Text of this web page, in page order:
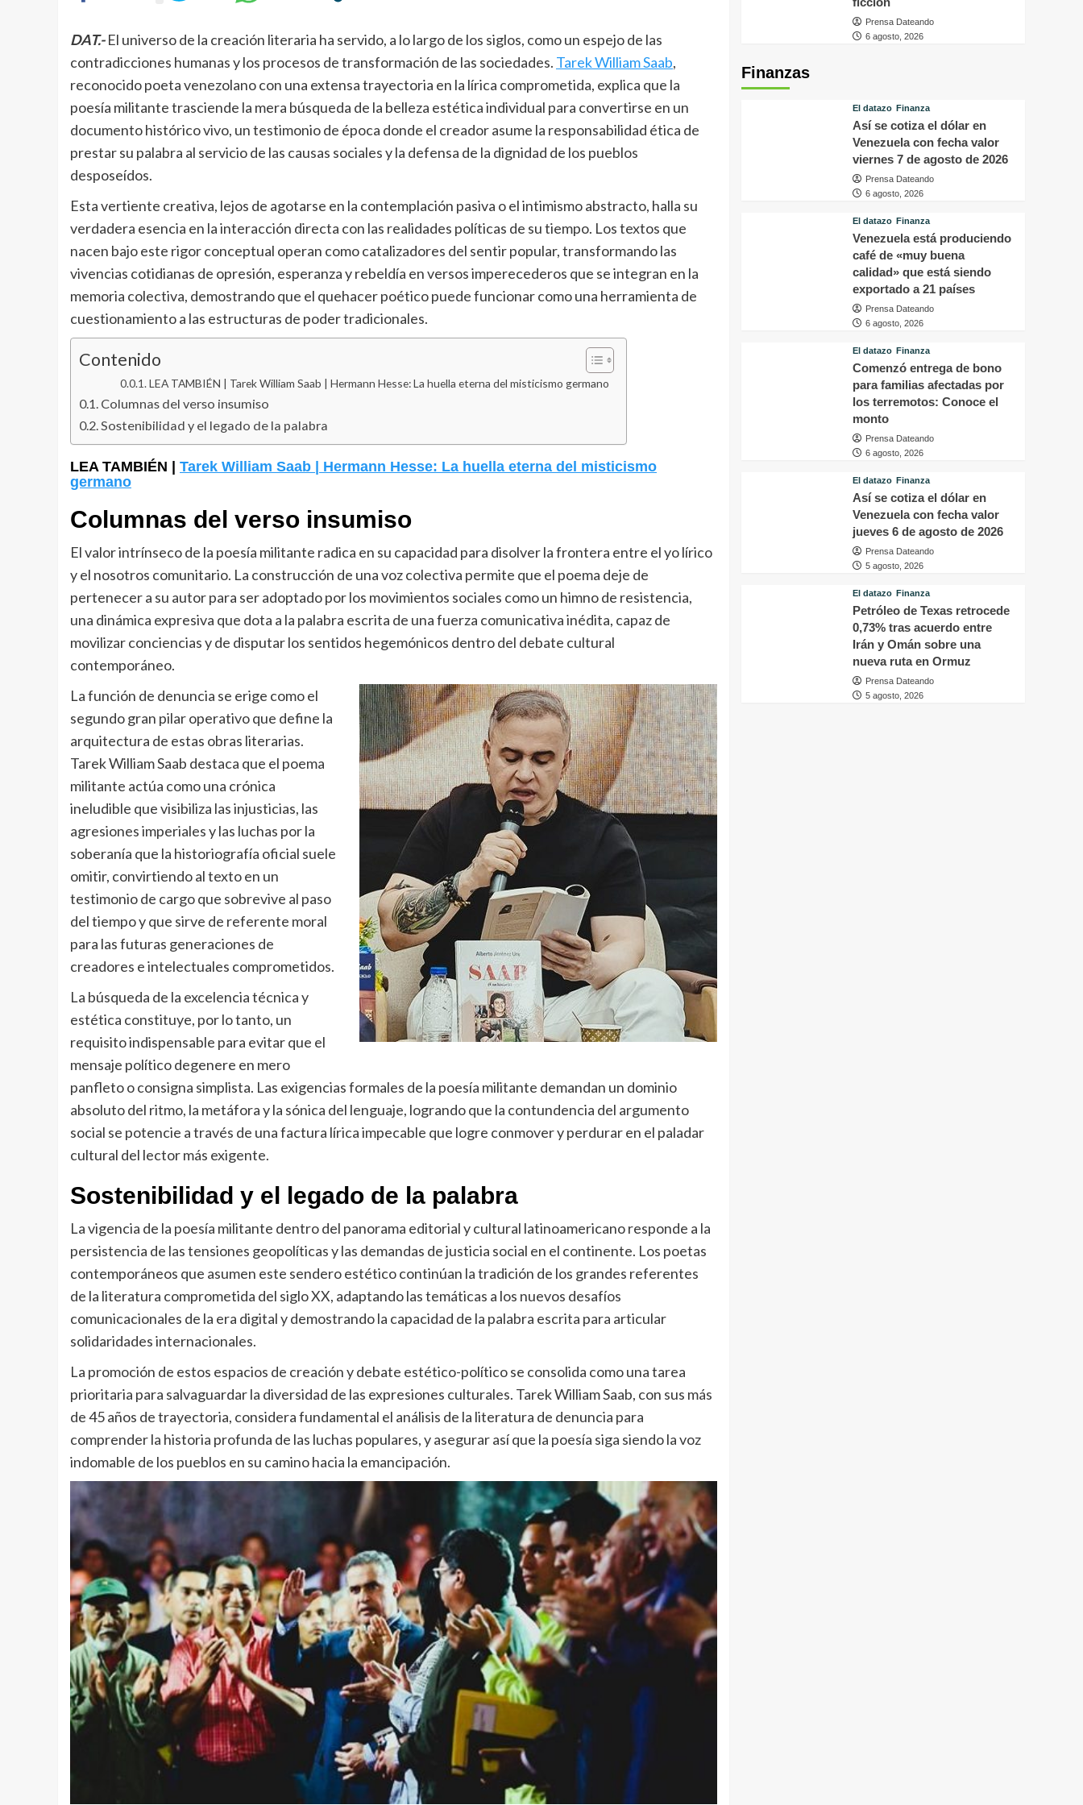
DAT.-El universo de la creación literaria ha servido, a lo largo de los siglos, como un espejo de las
contradicciones humanas y los procesos de transformación de las sociedades. Tarek William Saab,
reconocido poeta venezolano con una extensa trayectoria en la lírica comprometida, explica que la
poesía militante trasciende la mera búsqueda de la belleza estética individual para convertirse en un
documento histórico vivo, un testimonio de época donde el creador asume la responsabilidad ética de
prestar su palabra al servicio de las causas sociales y la defensa de la dignidad de los pueblos
desposeídos.
Esta vertiente creativa, lejos de agotarse en la contemplación pasiva o el intimismo abstracto, halla su
verdadera esencia en la interacción directa con las realidades políticas de su tiempo. Los textos que
nacen bajo este rigor conceptual operan como catalizadores del sentir popular, transformando las
vivencias cotidianas de opresión, esperanza y rebeldía en versos imperecederos que se integran en la
memoria colectiva, demostrando que el quehacer poético puede funcionar como una herramienta de
cuestionamiento a las estructuras de poder tradicionales.
Contenido
LEA TAMBIÉN | Tarek William Saab | Hermann Hesse: La huella eterna del misticismo germano
Columnas del verso insumiso
Sostenibilidad y el legado de la palabra
LEA TAMBIÉN | Tarek William Saab | Hermann Hesse: La huella eterna del misticismo
germano
Columnas del verso insumiso
El valor intrínseco de la poesía militante radica en su capacidad para disolver la frontera entre el yo lírico
y el nosotros comunitario. La construcción de una voz colectiva permite que el poema deje de
pertenecer a su autor para ser adoptado por los movimientos sociales como un himno de resistencia,
una dinámica expresiva que dota a la palabra escrita de una fuerza comunicativa inédita, capaz de
movilizar conciencias y de disputar los sentidos hegemónicos dentro del debate cultural
contemporáneo.
La función de denuncia se erige como el
segundo gran pilar operativo que define la
arquitectura de estas obras literarias.
Tarek William Saab destaca que el poema
militante actúa como una crónica
ineludible que visibiliza las injusticias, las
agresiones imperiales y las luchas por la
soberanía que la historiografía oficial suele
omitir, convirtiendo al texto en un
testimonio de cargo que sobrevive al paso
del tiempo y que sirve de referente moral
para las futuras generaciones de
creadores e intelectuales comprometidos.
La búsqueda de la excelencia técnica y
estética constituye, por lo tanto, un
requisito indispensable para evitar que el
mensaje político degenere en mero
panfleto o consigna simplista. Las exigencias formales de la poesía militante demandan un dominio
absoluto del ritmo, la metáfora y la sónica del lenguaje, logrando que la contundencia del argumento
social se potencie a través de una factura lírica impecable que logre conmover y perdurar en el paladar
cultural del lector más exigente.
Sostenibilidad y el legado de la palabra
La vigencia de la poesía militante dentro del panorama editorial y cultural latinoamericano responde a la
persistencia de las tensiones geopolíticas y las demandas de justicia social en el continente. Los poetas
contemporáneos que asumen este sendero estético continúan la tradición de los grandes referentes
de la literatura comprometida del siglo XX, adaptando las temáticas a los nuevos desafíos
comunicacionales de la era digital y demostrando la capacidad de la palabra escrita para articular
solidaridades internacionales.
La promoción de estos espacios de creación y debate estético-político se consolida como una tarea
prioritaria para salvaguardar la diversidad de las expresiones culturales. Tarek William Saab, con sus más
de 45 años de trayectoria, considera fundamental el análisis de la literatura de denuncia para
comprender la historia profunda de las luchas populares, y asegurar así que la poesía siga siendo la voz
indomable de los pueblos en su camino hacia la emancipación.
Prensa Dateando
6 agosto, 2026
Finanzas
El datazo Finanza
Así se cotiza el dólar en
Venezuela con fecha valor
viernes 7 de agosto de 2026
Prensa Dateando
6 agosto, 2026
El datazo Finanza
Venezuela está produciendo
café de «muy buena
calidad» que está siendo
exportado a 21 países
Prensa Dateando
6 agosto, 2026
El datazo Finanza
Comenzó entrega de bono
para familias afectadas por
los terremotos: Conoce el
monto
Prensa Dateando
6 agosto, 2026
El datazo Finanza
Así se cotiza el dólar en
Venezuela con fecha valor
jueves 6 de agosto de 2026
Prensa Dateando
5 agosto, 2026
El datazo Finanza
Petróleo de Texas retrocede
0,73% tras acuerdo entre
Irán y Omán sobre una
nueva ruta en Ormuz
Prensa Dateando
5 agosto, 2026